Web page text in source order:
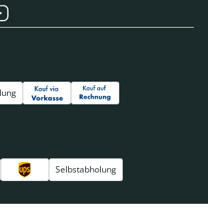
Selbstabholung